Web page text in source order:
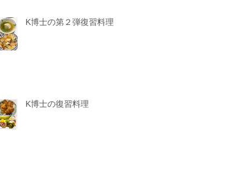
K博士の第２弾復習料理
K博士の復習料理